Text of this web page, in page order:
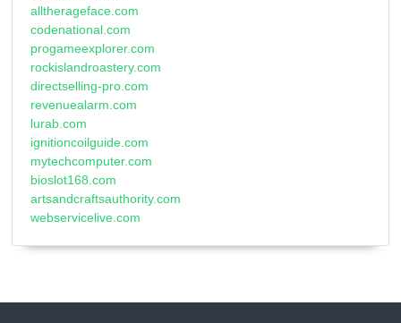
alltherageface.com
codenational.com
progameexplorer.com
rockislandroastery.com
directselling-pro.com
revenuealarm.com
lurab.com
ignitioncoilguide.com
mytechcomputer.com
bioslot168.com
artsandcraftsauthority.com
webservicelive.com